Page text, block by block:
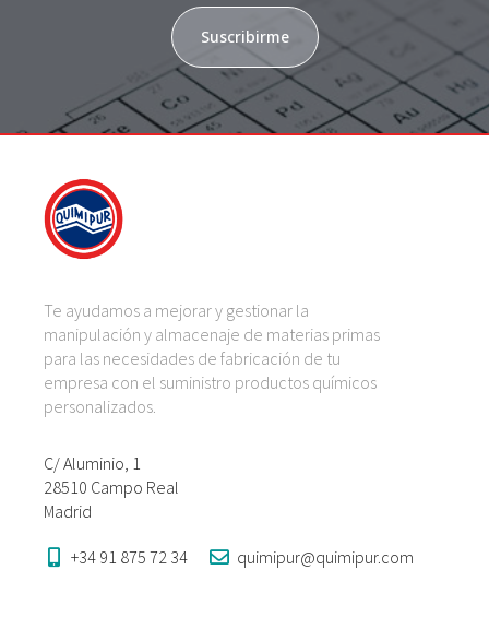
Suscribirme
Te ayudamos a mejorar y gestionar la
manipulación y almacenaje de materias primas
para las necesidades de fabricación de tu
empresa con el suministro productos químicos
personalizados.
C/ Aluminio, 1
28510 Campo Real
Madrid
+34 91 875 72 34 quimipur@quimipur.com